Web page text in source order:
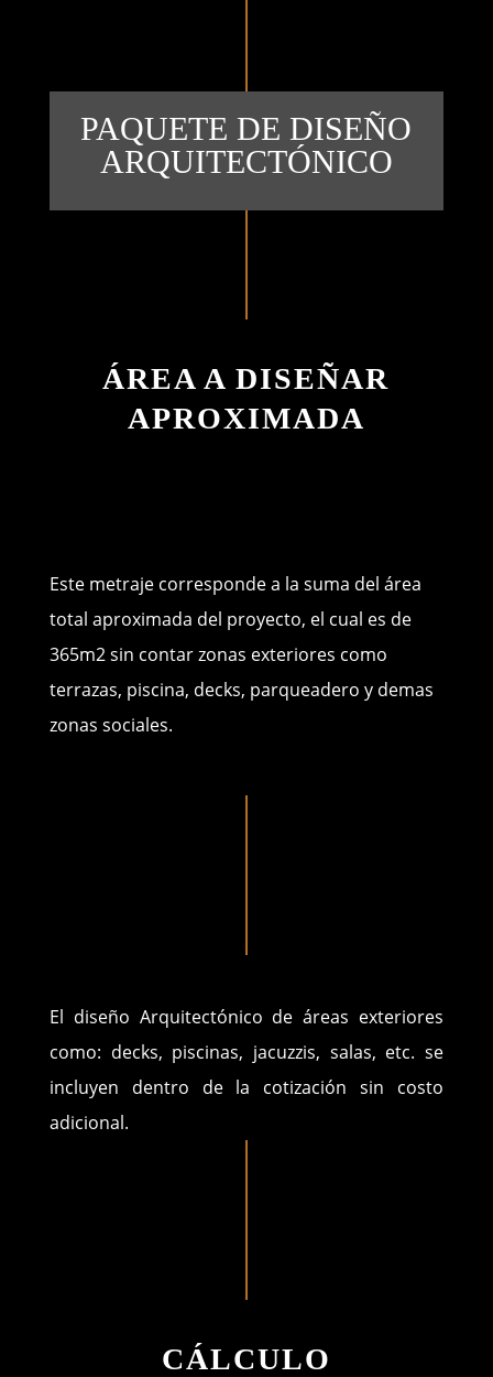
PAQUETE DE DISEÑO
ARQUITECTÓNICO
ÁREA A DISEÑAR
APROXIMADA
Este metraje corresponde a la suma del área
total aproximada del proyecto, el cual es de
365m2 sin contar zonas exteriores como
terrazas, piscina, decks, parqueadero y demas
zonas sociales.
El diseño Arquitectónico de áreas exteriores
como: decks, piscinas, jacuzzis, salas, etc. se
incluyen dentro de la cotización sin costo
adicional.
CÁLCULO